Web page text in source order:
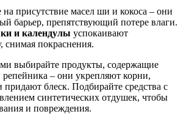
присутствие масел ши и кокоса – они
барьер, препятствующий потере влаги.
и календулы успокаивают
снимая покраснения.
выбирайте продукты, содержащие
репейника – они укрепляют корни,
блеск. Подбирайте средства с
синтетических отдушек, чтобы
и повреждения.